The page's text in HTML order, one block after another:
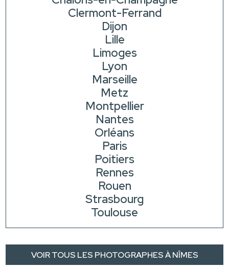
Clermont-Ferrand
Dijon
Lille
Limoges
Lyon
Marseille
Metz
Montpellier
Nantes
Orléans
Paris
Poitiers
Rennes
Rouen
Strasbourg
Toulouse
VOIR TOUS LES PHOTOGRAPHES À NÎMES